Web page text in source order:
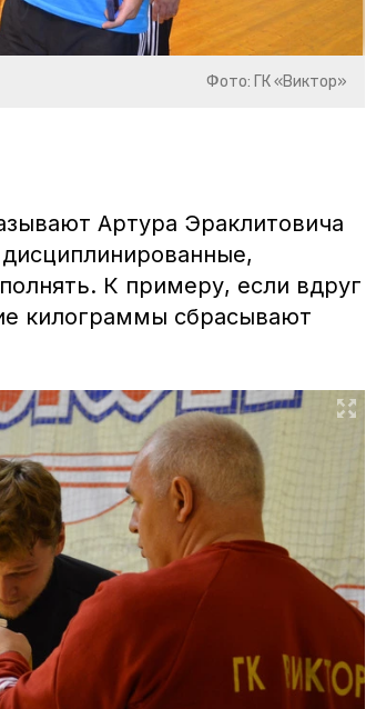
Фото: ГК «Виктор»
Артура Эраклитовича
К примеру, если вдруг
килограммы сбрасывают